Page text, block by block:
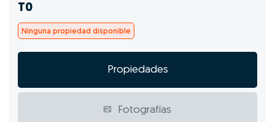
T0
Ninguna propiedad disponible
Propiedades
Fotografías